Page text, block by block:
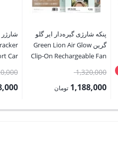
پنکه شارژی گیره‌دار ایر گلو
گرین Green Lion Air Glow
Clip-On Rechargeable Fan
1,320,000قیمت
اصلی:
بود.
1,188,000 تومان
Car